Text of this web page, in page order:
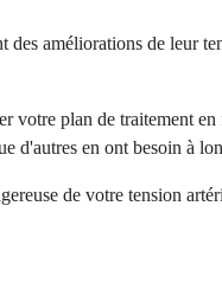
améliorations de leur
votre plan de traitement
d'autres en ont besoin à
de votre tension